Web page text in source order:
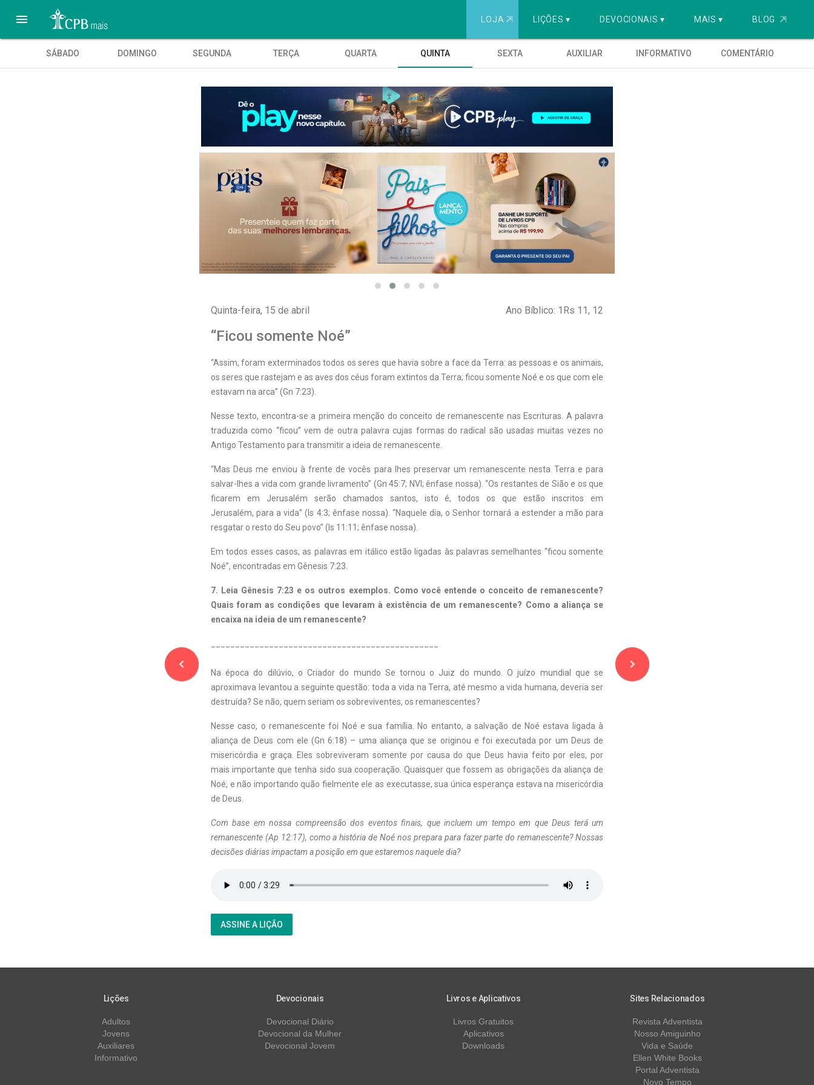
 LOJA ⇱ LIÇÕES ▾ DEVOCIONAIS ▾ MAIS ▾ BLOG ⇱
navigate_before
SÁBADO DOMINGO SEGUNDA TERÇA QUARTA QUINTA SEXTA AUXILIAR INFORMATIVO COMENTÁRIO
Quinta-feira, 15 de abril Ano Bíblico: 1Rs 11, 12
“Ficou somente Noé”
“Assim, foram exterminados todos os seres que havia sobre a face da Terra: as pessoas e os animais,
os seres que rastejam e as aves dos céus foram extintos da Terra; ficou somente Noé e os que com ele
estavam na arca” (Gn 7:23).
Nesse texto, encontra-se a primeira menção do conceito de remanescente nas Escrituras. A palavra
traduzida como “ficou” vem de outra palavra cujas formas do radical são usadas muitas vezes no
Antigo Testamento para transmitir a ideia de remanescente.
“Mas Deus me enviou à frente de vocês para lhes preservar um remanescente nesta Terra e para
salvar-lhes a vida com grande livramento” (Gn 45:7; NVI; ênfase nossa). “Os restantes de Sião e os que
ficarem em Jerusalém serão chamados santos, isto é, todos os que estão inscritos em
Jerusalém, para a vida” (Is 4:3; ênfase nossa). “Naquele dia, o Senhor tornará a estender a mão para
resgatar o resto do Seu povo” (Is 11:11; ênfase nossa).
Em todos esses casos, as palavras em itálico estão ligadas às palavras semelhantes “ficou somente
Noé”, encontradas em Gênesis 7:23.
7. Leia Gênesis 7:23 e os outros exemplos. Como você entende o conceito de remanescente?
Quais foram as condições que levaram à existência de um remanescente? Como a aliança se
encaixa na ideia de um remanescente?
Na época do dilúvio, o Criador do mundo Se tornou o Juiz do mundo. O juízo mundial que se
aproximava levantou a seguinte questão: toda a vida na Terra, até mesmo a vida humana, deveria ser
destruída? Se não, quem seriam os sobreviventes, os remanescentes?
Nesse caso, o remanescente foi Noé e sua família. No entanto, a salvação de Noé estava ligada à
aliança de Deus com ele (Gn 6:18) – uma aliança que se originou e foi executada por um Deus de
misericórdia e graça. Eles sobreviveram somente por causa do que Deus havia feito por eles, por
mais importante que tenha sido sua cooperação. Quaisquer que fossem as obrigações da aliança de
Noé, e não importando quão fielmente ele as executasse, sua única esperança estava na misericórdia
de Deus.
Com base em nossa compreensão dos eventos finais, que incluem um tempo em que Deus terá um
remanescente (Ap 12:17), como a história de Noé nos prepara para fazer parte do remanescente? Nossas
decisões diárias impactam a posição em que estaremos naquele dia?
ASSINE A LIÇÃO
navigate_next
Lições
Adultos
Jovens
Auxiliares
Informativo
Devocionais
Devocional Diário
Devocional da Mulher
Devocional Jovem
Livros e Aplicativos
Livros Gratuitos
Aplicativos
Downloads
Sites Relacionados
Revista Adventista
Nosso Amiguinho
Vida e Saúde
Ellen White Books
Portal Adventista
Novo Tempo